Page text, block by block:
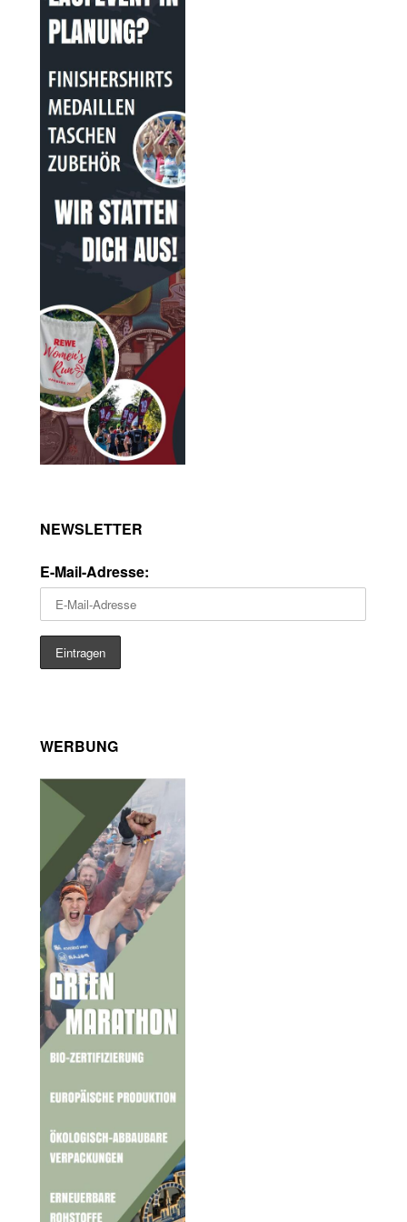
NEWSLETTER
E-Mail-Adresse:
WERBUNG